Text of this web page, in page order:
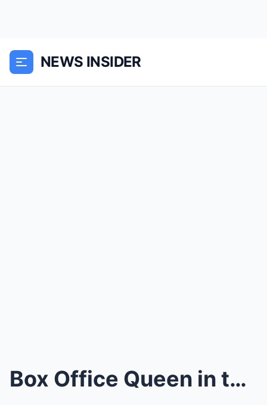
NEWS INSIDER
Box Office Queen in the Spotlight: Kathryn Bernard...